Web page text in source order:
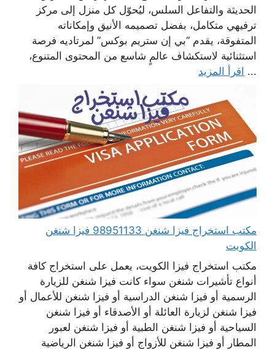
الحديثة والتفاعل السلس، ليُحوّل كل منزل إلى مركز
ترفيهي متكامل، بفضل تصميمه الأنيق وإمكاناته
المتفوقة، يقدم “بي إن ستريم بوكس” لمرتاديه فرصة
استثنائية لاستكشاف عالمٍ شاسع من المحتوى المتنوع،
... اقرأ المزيد
مكتب استخراج فيزا شنغن 98951133 فيزا شنغن
الكويت
مكتب استخراج فيزا الكويت، يعمل على استخراج كافة
أنواع تأشيرات شنغن سواء كانت فيزا شنغن للزيارة
الرسمية أو فيزا شنغن الدراسية أو فيزا شنغن للأعمال أو
فيزا شنغن لزيارة العائلة أو الأصدقاء أو فيزا شنغن
السياحية أو فيزا شنغن الطبية أو فيزا شنغن لعبور
المطار أو فيزا شنغن للأزواج أو فيزا شنغن الرياضية